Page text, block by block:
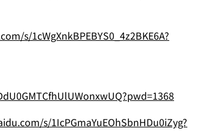
s/1cWgXnkBPEBYS0_4z2BKE6A?
s/1IcPGmaYuEOhSbnHDu0iZyg?